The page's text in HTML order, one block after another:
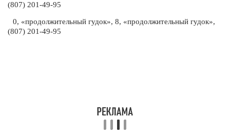
(807) 201-49-95
0, «продолжительный гудок», 8, «продолжительный гудок»,
(807) 201-49-95